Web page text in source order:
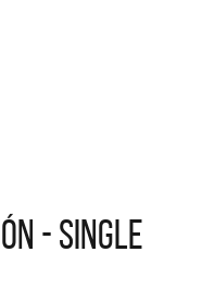
- SINGLE